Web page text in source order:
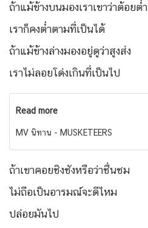
ถ้าแม้ข้างบนมองเราเขาว่าต้อยต่ำ
เราก็คงต่ำตามที่เป็นได้
ถ้าแม้ข้างล่างมองอยู่ดูว่าสูงส่ง
เราไม่ลอยโด่งเกินที่เป็นไป
Read more
MV นิทาน - MUSKETEERS
ถ้าเขาคอยชิงชังหรือว่าชื่นชม
ไม่ถือเป็นอารมณ์จะดีไหม
ปล่อยมันไป